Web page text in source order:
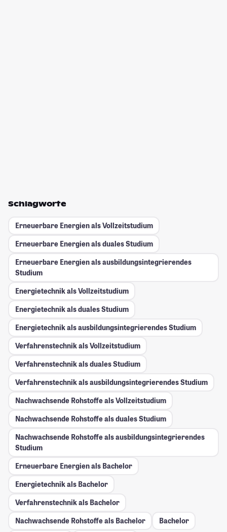
Schlagworte
Erneuerbare Energien als Vollzeitstudium
Erneuerbare Energien als duales Studium
Erneuerbare Energien als ausbildungsintegrierendes
Studium
Energietechnik als Vollzeitstudium
Energietechnik als duales Studium
Energietechnik als ausbildungsintegrierendes Studium
Verfahrenstechnik als Vollzeitstudium
Verfahrenstechnik als duales Studium
Verfahrenstechnik als ausbildungsintegrierendes Studium
Nachwachsende Rohstoffe als Vollzeitstudium
Nachwachsende Rohstoffe als duales Studium
Nachwachsende Rohstoffe als ausbildungsintegrierendes
Studium
Erneuerbare Energien als Bachelor
Energietechnik als Bachelor
Verfahrenstechnik als Bachelor
Nachwachsende Rohstoffe als Bachelor
Bachelor